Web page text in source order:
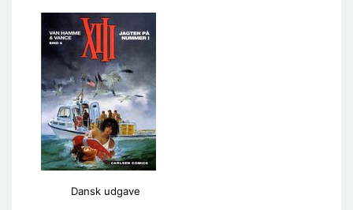
Dansk udgave